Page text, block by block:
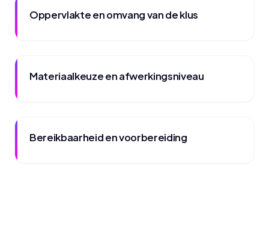
Oppervlakte en omvang van de klus
Materiaalkeuze en afwerkingsniveau
Bereikbaarheid en voorbereiding